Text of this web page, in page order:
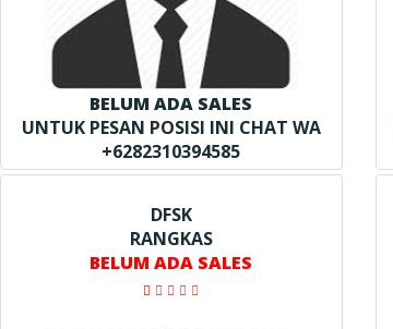
BELUM ADA SALES
UNTUK PESAN POSISI INI CHAT WA
+6282310394585
DFSK
RANGKAS
BELUM ADA SALES